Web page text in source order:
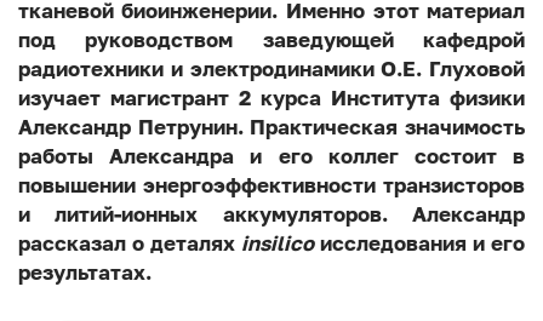
тканевой биоинженерии. Именно этот материал
под руководством заведующей кафедрой
радиотехники и электродинамики О.Е. Глуховой
изучает магистрант 2 курса Института физики
Александр Петрунин. Практическая значимость
работы Александра и его коллег состоит в
повышении энергоэффективности транзисторов
и литий-ионных аккумуляторов. Александр
рассказал о деталях insilicoисследования и его
результатах.